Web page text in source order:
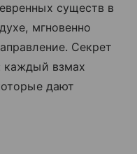
существ в
мгновенно
Секрет
каждый взмах
дают